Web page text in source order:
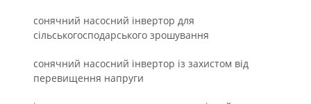
сонячний насосний інвертор для
сільськогосподарського зрошування
сонячний насосний інвертор із захистом від
перевищення напруги